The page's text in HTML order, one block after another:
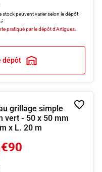
stock peuvent varier selon le dépôt
pratiqué par le dépôt d'Artigues.
dépôt
grillage simple
vert - 50 x 50 mm
x L. 20 m
€90